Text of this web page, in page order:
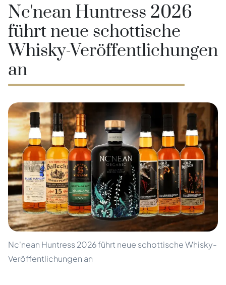
Nc'nean Huntress 2026
führt neue schottische
Whisky-Veröffentlichungen
an
Nc'nean Huntress 2026 führt neue schottische Whisky-
Veröffentlichungen an